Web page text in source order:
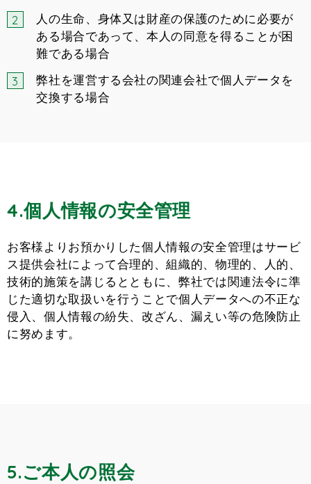
人の生命、身体又は財産の保護のために必要が
ある場合であって、本人の同意を得ることが困
難である場合
弊社を運営する会社の関連会社で個人データを
交換する場合
4.個人情報の安全管理
お客様よりお預かりした個人情報の安全管理はサービ
ス提供会社によって合理的、組織的、物理的、人的、
技術的施策を講じるとともに、弊社では関連法令に準
じた適切な取扱いを行うことで個人データへの不正な
侵入、個人情報の紛失、改ざん、漏えい等の危険防止
に努めます。
5.ご本人の照会